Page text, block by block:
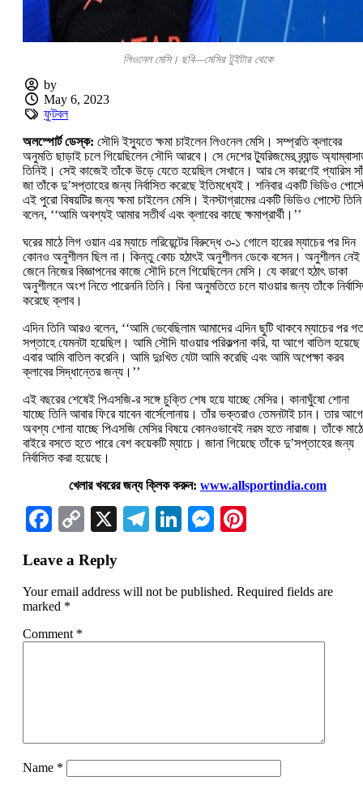
লিওনেল মেসি। ছবি—মেসির টুইটার থেকে
by
May 6, 2023
ফুটবল
অলস্পোর্ট ডেস্ক: সৌদি ইস্যুতে ক্ষমা চাইলেন লিওনেল মেসি। সম্প্রতি ক্লাবের
অনুমতি ছাড়াই চলে গিয়েছিলেন সৌদি আরবে। সে দেশের ট্যুরিজমের ব্র্যান্ড
তিনিই। সেই কাজেই তাঁকে উড়ে যেতে হয়েছিল সেখানে। আর সে কারণেই প্যারিস সাঁ
জা তাঁকে দু’সপ্তাহের জন্য নির্বাসিত করেছে ইতিমধ্যেই। শনিবার একটি ভিডিও
এই পুরো বিষয়টির জন্য ক্ষমা চাইলেন মেসি। ইনস্টাগ্রামের একটি ভিডিও পোস্টে তিনি
বলেন, ‘‘আমি অবশ্যই আমার সতীর্থ এবং ক্লাবের কাছে ক্ষমাপ্রার্থী।’’
ঘরের মাঠে লিগ ওয়ান এর ম্যাচে লরিয়েন্টের বিরুদ্ধে ৩-১ গোলে হারের ম্যাচের পর দিন
কোনও অনুশীলন ছিল না। কিন্তু কোচ হঠাৎই অনুশীলন ডেকে বসেন। অনুশীলন নেই
জেনে নিজের বিজ্ঞাপনের কাজে সৌদি চলে গিয়েছিলেন মেসি। যে কারণে হঠাৎ ডাকা
অনুশীলনে অংশ নিতে পারেননি তিনি। বিনা অনুমতিতে চলে যাওয়ার জন্য তাঁকে
করেছে ক্লাব।
এদিন তিনি আরও বলেন, ‘‘আমি ভেবেছিলাম আমাদের এদিন ছুটি থাকবে ম্যাচের পর
সপ্তাহে যেমনটা হয়েছিল। আমি সৌদি যাওয়ার পরিকল্পনা করি, যা আগে বাতিল
এবার আমি বাতিল করেনি। আমি দুঃখিত যেটা আমি করেছি এবং আমি অপেক্ষা করব
ক্লাবের সিদ্ধান্তের জন্য।’’
এই বছরের শেষেই পিএসজি-র সঙ্গে চুক্তি শেষ হয়ে যাচ্ছে মেসির। কানাঘুঁষো শোনা
যাচ্ছে তিনি আবার ফিরে যাবেন বার্সেলোনায়। তাঁর ভক্তরাও তেমনটাই চান। তার আগে
অবশ্য শোনা যাচ্ছে পিএসজি মেসির বিষয়ে কোনওভাবেই নরম হতে নারাজ। তাঁকে
বাইরে বসতে হতে পারে বেশ কয়েকটি ম্যাচে। জানা গিয়েছে তাঁকে দু’সপ্তাহের জন্য
নির্বাসিত করা হয়েছে।
খেলার খবরের জন্য ক্লিক করুন: www.allsportindia.com
Facebook
Copy
X Telegram
LinkedIn
Messenger
Leave a Reply
Your email address will not be published. Required fields are
marked *
Comment *
Name *